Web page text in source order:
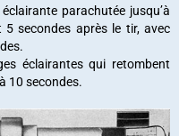
parachutée jusqu’à
5 secondes après le tir, avec
éclairantes qui retombent
10 secondes.